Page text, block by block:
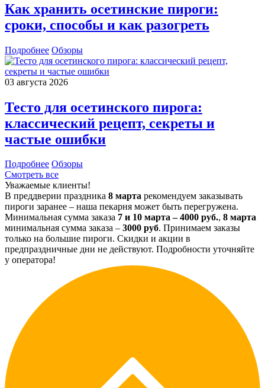
Как хранить осетинские пироги:
сроки, способы и как разогреть
Подробнее Обзоры
03 августа 2026
Тесто для осетинского пирога:
классический рецепт, секреты и
частые ошибки
Подробнее Обзоры
Смотреть все
Уважаемые клиенты!
В преддверии праздника 8 марта рекомендуем заказывать
пироги заранее – наша пекарня может быть перегружена.
Минимальная сумма заказа 7 и 10 марта – 4000 руб., 8 марта
минимальная сумма заказа – 3000 руб. Принимаем заказы
только на большие пироги. Скидки и акции в
предпраздничные дни не действуют. Подробности уточняйте
у оператора!